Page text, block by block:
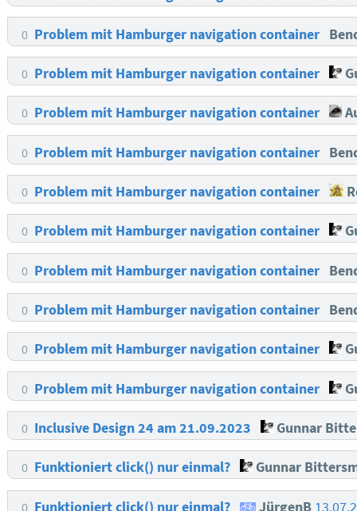
0 Problem mit Hamburger navigation container
0 Problem mit Hamburger navigation container
0 Problem mit Hamburger navigation container
0 Problem mit Hamburger navigation container
0 Problem mit Hamburger navigation container
0 Problem mit Hamburger navigation container
0 Problem mit Hamburger navigation container
0 Problem mit Hamburger navigation container
0 Problem mit Hamburger navigation container
0 Problem mit Hamburger navigation container
0 Inclusive Design 24 am 21.09.2023 Gunnar
0 Funktioniert click() nur einmal? Gunnar
0 Funktioniert click() nur einmal? JürgenB